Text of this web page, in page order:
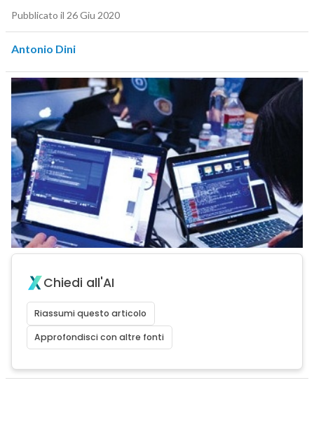
Pubblicato il 26 Giu 2020
Antonio Dini
Chiedi all'AI
Riassumi questo articolo
Approfondisci con altre fonti